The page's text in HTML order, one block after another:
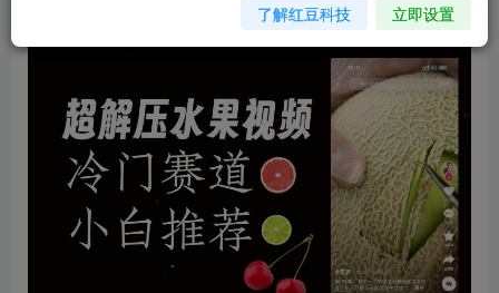
了解红豆科技 立即设置